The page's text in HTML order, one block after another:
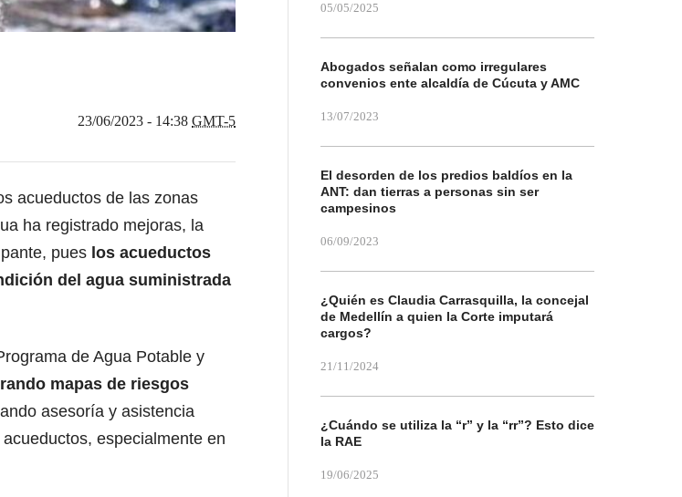
23/06/2023 - 14:38 GMT-5
acueductos de las zonas
ha registrado mejoras, la
pues los acueductos
del agua suministrada
de Agua Potable y
mapas de riesgos
asesoría y asistencia
especialmente en
05/05/2025
Abogados señalan como irregulares
convenios ente alcaldía de Cúcuta y AMC
13/07/2023
El desorden de los predios baldíos en la
ANT: dan tierras a personas sin ser
campesinos
06/09/2023
¿Quién es Claudia Carrasquilla, la concejal
de Medellín a quien la Corte imputará
cargos?
21/11/2024
¿Cuándo se utiliza la “r” y la “rr”? Esto dice
la RAE
19/06/2025